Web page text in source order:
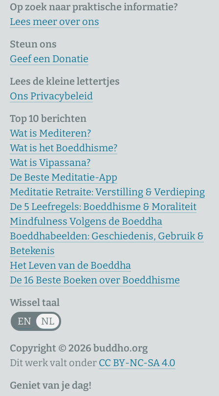
Op zoek naar praktische informatie?
Lees meer over ons
Steun ons
Geef een Donatie
Lees de kleine lettertjes
Ons Privacybeleid
Top 10 berichten
Wat is Mediteren?
Wat is het Boeddhisme?
Wat is Vipassana?
De Beste Meditatie-App
Meditatie Retraite: Verstilling & Verdieping
De 5 Leefregels: Boeddhisme & Moraliteit
Mindfulness Volgens de Boeddha
Boeddhabeelden: Geschiedenis, Gebruik &
Betekenis
Het Leven van de Boeddha
De 16 Beste Boeken over Boeddhisme
Wissel taal
EN
NL
Copyright © 2026 buddho.org
Dit werk valt onder CC BY-NC-SA 4.0
Geniet van je dag!